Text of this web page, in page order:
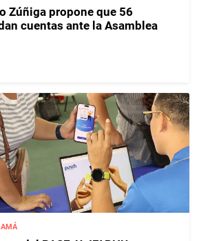
Zúñiga propone que 56
cuentas ante la Asamblea